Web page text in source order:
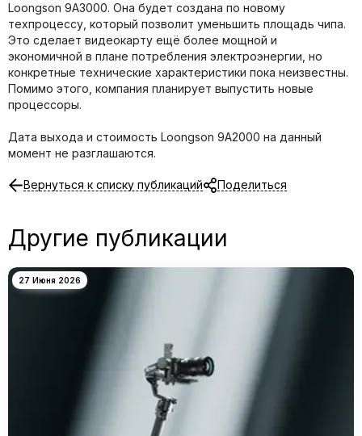
Loongson 9A3000. Она будет создана по новому
техпроцессу, который позволит уменьшить площадь чипа.
Это сделает видеокарту ещё более мощной и
экономичной в плане потребления электроэнергии, но
конкретные технические характеристики пока неизвестны.
Помимо этого, компания планирует выпустить новые
процессоры.
Дата выхода и стоимость Loongson 9A2000 на данный
момент не разглашаются.
Вернуться к списку публикаций Поделиться
Другие публикации
27 Июня 2026